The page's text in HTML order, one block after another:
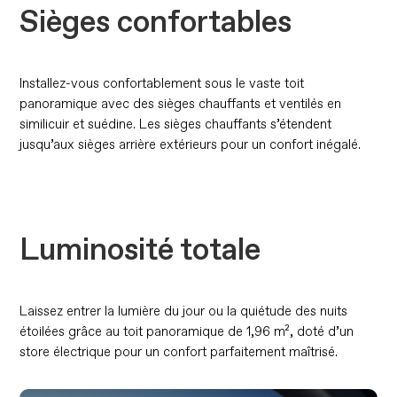
Sièges confortables
Installez-vous confortablement sous le vaste toit
panoramique avec des sièges chauffants et ventilés en
similicuir et suédine. Les sièges chauffants s’étendent
jusqu’aux sièges arrière extérieurs pour un confort inégalé.
Luminosité totale
Laissez entrer la lumière du jour ou la quiétude des nuits
étoilées grâce au toit panoramique de 1,96 m², doté d’un
store électrique pour un confort parfaitement maîtrisé.